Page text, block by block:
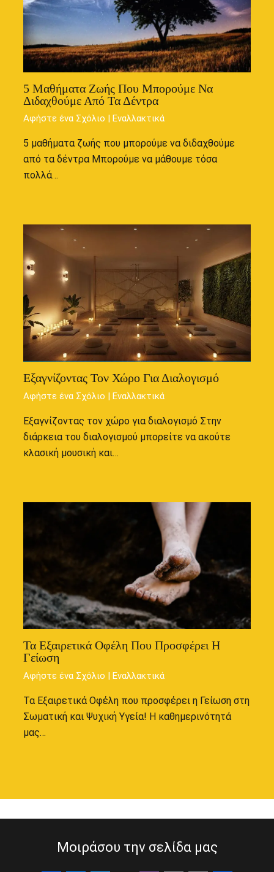
5 Μαθήματα Ζωής Που Μπορούμε Να
Διδαχθούμε Από Τα Δέντρα
Αφήστε ένα Σχόλιο |Εναλλακτικά
5 μαθήματα ζωής που μπορούμε να διδαχθούμε
από τα δέντρα Μπορούμε να μάθουμε τόσα
πολλά…
Εξαγνίζοντας Τον Χώρο Για Διαλογισμό
Αφήστε ένα Σχόλιο |Εναλλακτικά
Εξαγνίζοντας τον χώρο για διαλογισμό Στην
διάρκεια του διαλογισμού μπορείτε να ακούτε
κλασική μουσική και…
Τα Εξαιρετικά Οφέλη Που Προσφέρει Η
Γείωση
Αφήστε ένα Σχόλιο |Εναλλακτικά
Τα Εξαιρετικά Οφέλη που προσφέρει η Γείωση στη
Σωματική και Ψυχική Υγεία! Η καθημερινότητά
μας…
Μοιράσου την σελίδα μας